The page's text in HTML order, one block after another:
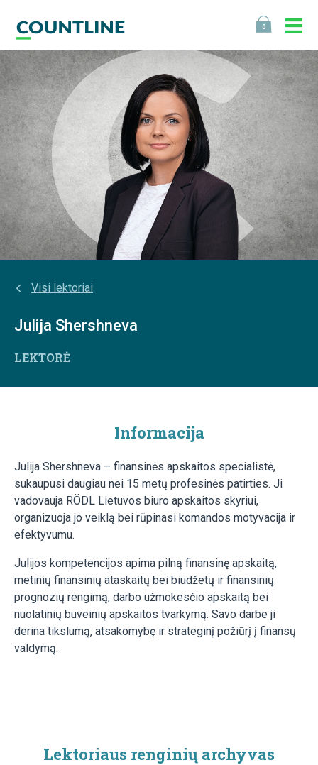
0
Visi lektoriai
Julija Shershneva
LEKTORĖ
Informacija
Julija Shershneva – finansinės apskaitos specialistė,
sukaupusi daugiau nei 15 metų profesinės patirties. Ji
vadovauja RÖDL Lietuvos biuro apskaitos skyriui,
organizuoja jo veiklą bei rūpinasi komandos motyvacija ir
efektyvumu.
Julijos kompetencijos apima pilną finansinę apskaitą,
metinių finansinių ataskaitų bei biudžetų ir finansinių
prognozių rengimą, darbo užmokesčio apskaitą bei
nuolatinių buveinių apskaitos tvarkymą. Savo darbe ji
derina tikslumą, atsakomybę ir strateginį požiūrį į finansų
valdymą.
Lektoriaus renginių archyvas